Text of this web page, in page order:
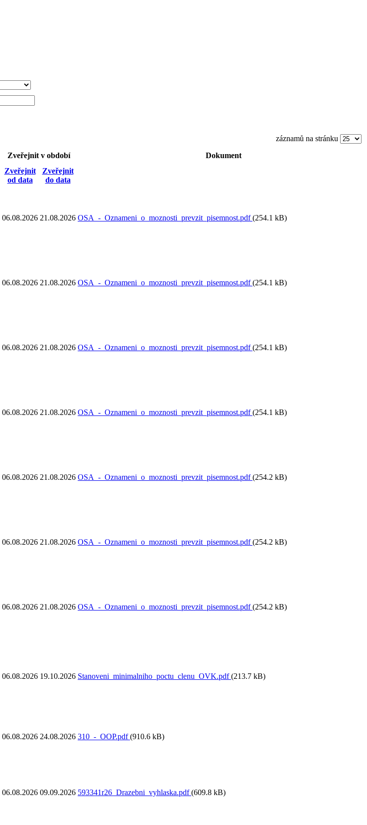
záznamů na stránku
Zveřejnit v období
Dokument
Zveřejnit
od data
Zveřejnit
do data
06.08.2026 21.08.2026 OSA_-_Oznameni_o_moznosti_prevzit_pisemnost.pdf(254.1 kB)
06.08.2026 21.08.2026 OSA_-_Oznameni_o_moznosti_prevzit_pisemnost.pdf(254.1 kB)
06.08.2026 21.08.2026 OSA_-_Oznameni_o_moznosti_prevzit_pisemnost.pdf(254.1 kB)
06.08.2026 21.08.2026 OSA_-_Oznameni_o_moznosti_prevzit_pisemnost.pdf(254.1 kB)
06.08.2026 21.08.2026 OSA_-_Oznameni_o_moznosti_prevzit_pisemnost.pdf(254.2 kB)
06.08.2026 21.08.2026 OSA_-_Oznameni_o_moznosti_prevzit_pisemnost.pdf(254.2 kB)
06.08.2026 21.08.2026 OSA_-_Oznameni_o_moznosti_prevzit_pisemnost.pdf(254.2 kB)
06.08.2026 19.10.2026 Stanoveni_minimalniho_poctu_clenu_OVK.pdf(213.7 kB)
06.08.2026 24.08.2026 310_-_OOP.pdf(910.6 kB)
06.08.2026 09.09.2026 593341r26_Drazebni_vyhlaska.pdf(609.8 kB)